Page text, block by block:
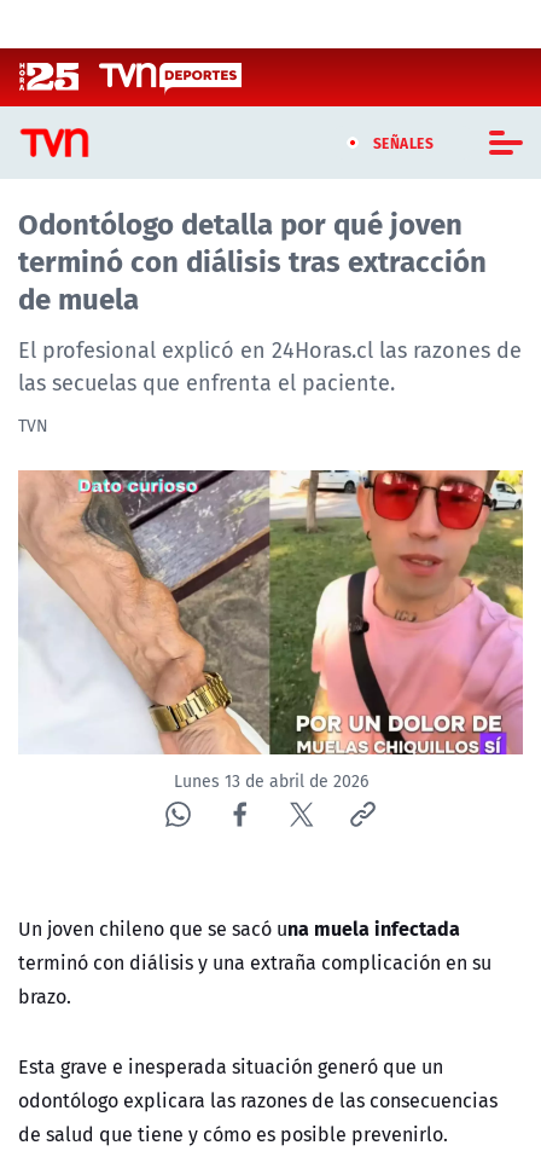
SEÑALES
CASTING MASTERCHEF CHILE
CASTING TVN VERTICAL
TVN VERTICAL
TVN PLAY
TELESERIES
NTV
ACTUALIDAD Y TENDENCIAS
CORPORATIVO Y TRANSPARENCIA
CANAL DE DENUNCIAS
ÁREA DE PROYECTOS
Odontólogo detalla por qué joven
terminó con diálisis tras extracción
de muela
El profesional explicó en 24Horas.cl las razones de
las secuelas que enfrenta el paciente.
TVN
Lunes 13 de abril de 2026
Un joven chileno que se sacó una muela infectada
terminó con diálisis y una extraña complicación en su
brazo.
Esta grave e inesperada situación generó que un
odontólogo explicara las razones de las consecuencias
de salud que tiene y cómo es posible prevenirlo.